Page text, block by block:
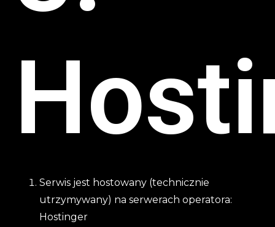
Serwis jest hostowany (technicznie
utrzymywany) na serwerach operatora:
Hostinger